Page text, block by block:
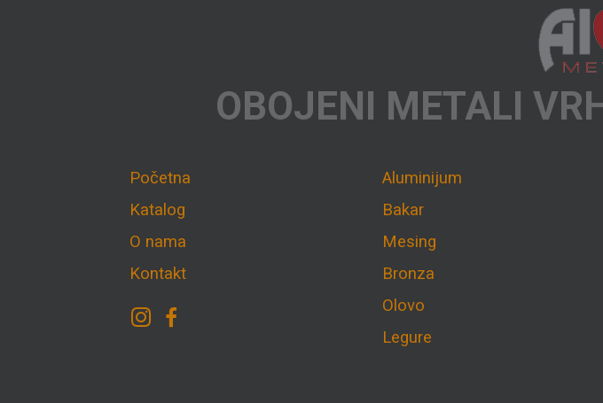
OBOJENI METALI
Početna
Katalog
O nama
Kontakt
Aluminijum
Bakar
Mesing
Bronza
Olovo
Legure